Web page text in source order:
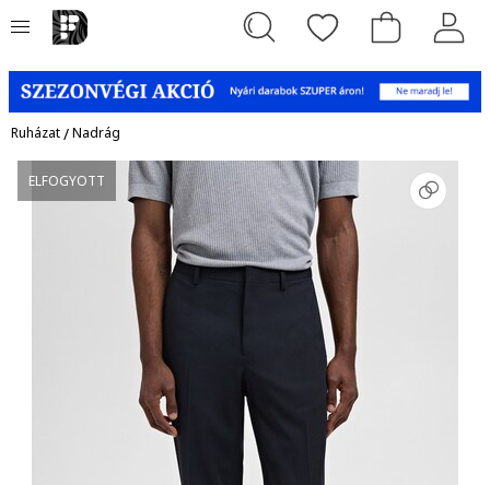
Ruházat/Nadrág
ELFOGYOTT